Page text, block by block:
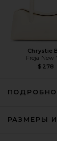
Chrystie
Freja New
$278
РАЗМЕРЫ